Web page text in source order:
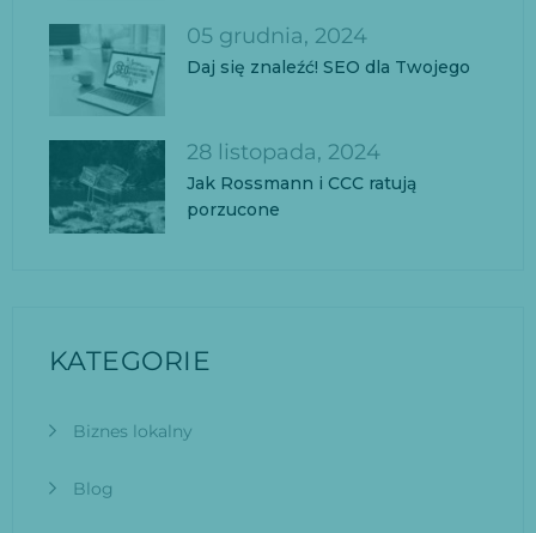
05 grudnia, 2024
Daj się znaleźć! SEO dla Twojego
28 listopada, 2024
Jak Rossmann i CCC ratują
porzucone
KATEGORIE
Biznes lokalny
Blog